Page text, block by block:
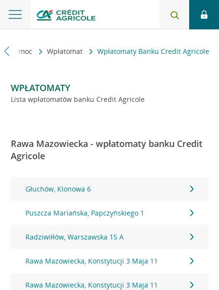
i pomoc Wpłatomat Wpłatomaty Banku Credit Agricole
WPŁATOMATY
Lista wpłatomatów banku Credit Agricole
Rawa Mazowiecka - wpłatomaty banku Credit
Agricole
Głuchów, Klonowa 6
Puszcza Mariańska, Papczyńskiego 1
Radziwiłłów, Warszawska 15 A
Rawa Mazowiecka, Konstytucji 3 Maja 11
Rawa Mazowiecka, Konstytucji 3 Maja 11